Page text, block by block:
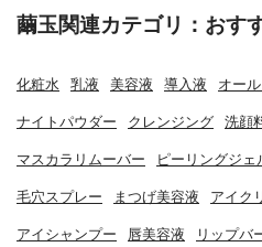
繭玉関連カテゴリ：おす
化粧水 乳液 美容液 導入液 オー
ナイトパウダー クレンジング 洗顔
マスカラリムーバー ピーリングジ
毛穴スプレー まつげ美容液 アイク
アイシャンプー 唇美容液 リップバ